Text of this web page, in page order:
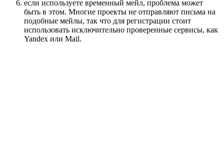
если используете временный мейл, проблема может
быть в этом. Многие проекты не отправляют письма на
подобные мейлы, так что для регистрации стоит
использовать исключительно проверенные сервисы, как
Yandex или Mail.